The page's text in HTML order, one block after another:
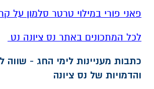
פאני פורי במילוי טרטר סלמון על
לכל המתכונים באתר נס ציונה נט
כתבות מעניינות לימי החג - שווה
והדמויות של נס ציונה